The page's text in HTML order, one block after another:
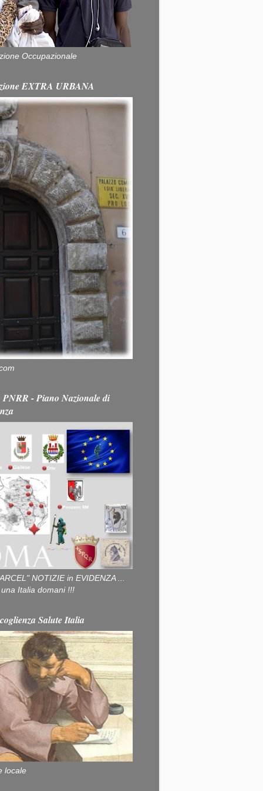
Occupazionale
EXTRA URBANA
- Piano Nazionale di
NOTIZIE in EVIDENZA ...
Italia domani !!!
Salute Italia
locale